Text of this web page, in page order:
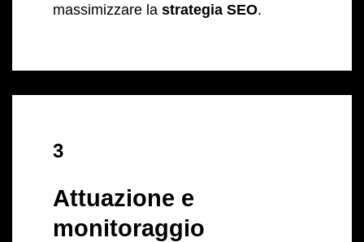
massimizzare la strategia SEO.
3
Attuazione e
monitoraggio